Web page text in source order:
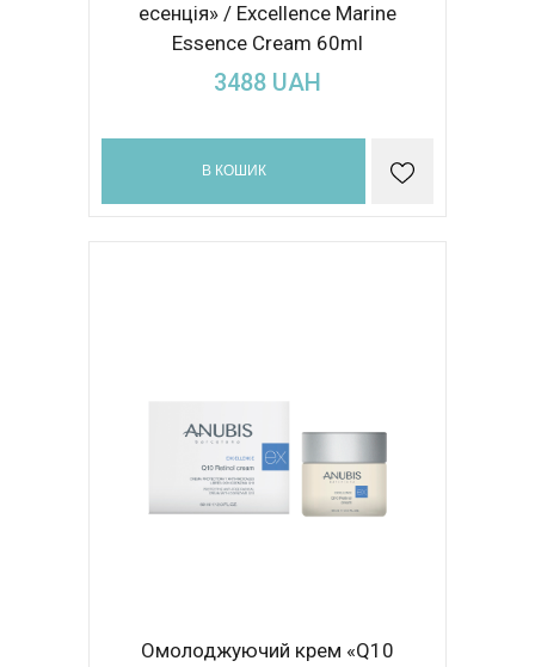
есенція» / Excellence Marine
Essence Cream 60ml
3488 UAH
В КОШИК
Омолоджуючий крем «Q10